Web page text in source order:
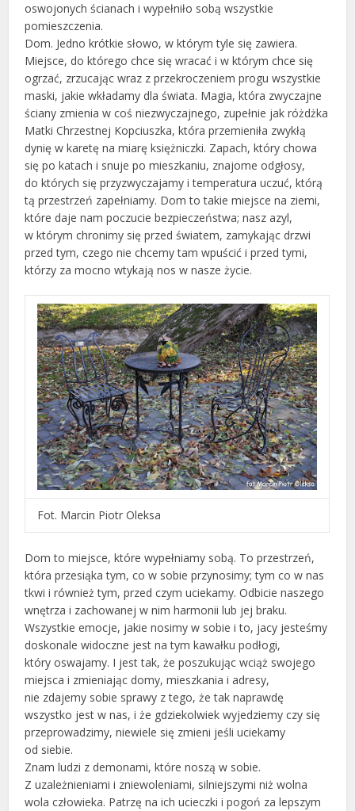
oswojonych ścianach i wypełniło sobą wszystkie
pomieszczenia.
Dom. Jedno krótkie słowo, w którym tyle się zawiera.
Miejsce, do którego chce się wracać i w którym chce się
ogrzać, zrzucając wraz z przekroczeniem progu wszystkie
maski, jakie wkładamy dla świata. Magia, która zwyczajne
ściany zmienia w coś niezwyczajnego, zupełnie jak różdżka
Matki Chrzestnej Kopciuszka, która przemieniła zwykłą
dynię w karetę na miarę księżniczki. Zapach, który chowa
się po katach i snuje po mieszkaniu, znajome odgłosy,
do których się przyzwyczajamy i temperatura uczuć, którą
tą przestrzeń zapełniamy. Dom to takie miejsce na ziemi,
które daje nam poczucie bezpieczeństwa; nasz azyl,
w którym chronimy się przed światem, zamykając drzwi
przed tym, czego nie chcemy tam wpuścić i przed tymi,
którzy za mocno wtykają nos w nasze życie.
Fot. Marcin Piotr Oleksa
Dom to miejsce, które wypełniamy sobą. To przestrzeń,
która przesiąka tym, co w sobie przynosimy; tym co w nas
tkwi i również tym, przed czym uciekamy. Odbicie naszego
wnętrza i zachowanej w nim harmonii lub jej braku.
Wszystkie emocje, jakie nosimy w sobie i to, jacy jesteśmy
doskonale widoczne jest na tym kawałku podłogi,
który oswajamy. I jest tak, że poszukując wciąż swojego
miejsca i zmieniając domy, mieszkania i adresy,
nie zdajemy sobie sprawy z tego, że tak naprawdę
wszystko jest w nas, i że gdziekolwiek wyjedziemy czy się
przeprowadzimy, niewiele się zmieni jeśli uciekamy
od siebie.
Znam ludzi z demonami, które noszą w sobie.
Z uzależnieniami i zniewoleniami, silniejszymi niż wolna
wola człowieka. Patrzę na ich ucieczki i pogoń za lepszym